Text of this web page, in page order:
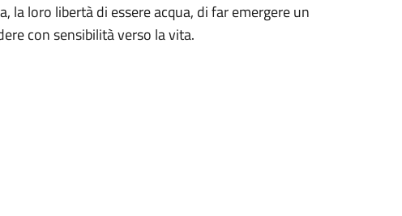
la loro libertà di essere acqua, di far emergere un
con sensibilità verso la vita.